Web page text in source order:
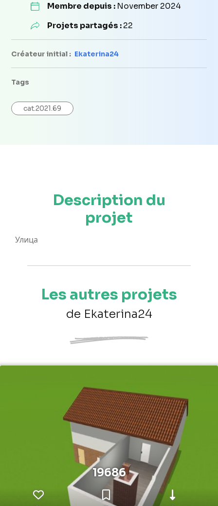
Membre depuis : November 2024
Projets partagés :22
Créateur initial : Ekaterina24
Tags
cat.2021.69
Description du
projet
Улица
Les autres projets
de Ekaterina24
19686